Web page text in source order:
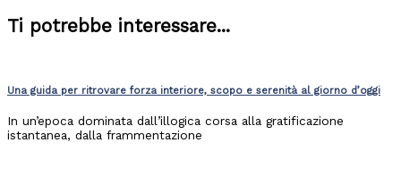
Ti potrebbe interessare...
Una guida per ritrovare forza interiore, scopo e serenità al giorno d’oggi
In un’epoca dominata dall’illogica corsa alla gratificazione
istantanea, dalla frammentazione